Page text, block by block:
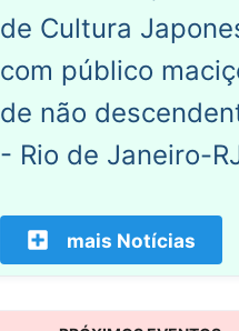
de Cultura
com público
de não
- Rio de Janeiro-
mais Notícias